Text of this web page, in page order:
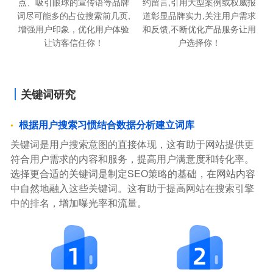
词尽可能多的占位搜索前几页,
增强用户印象，优化用户体验
让访客信任你！
道彰显品牌实力,关注用户需求
和反馈,不断优化产品服务让用
户选择你！
关键词研究
根据用户搜索习惯结合数据分析建立词库
关键词是用户搜索意图的直接体现，这有助于网站提供更
符合用户需求的内容和服务，提高用户满意度和转化率。
选择更合适的关键词是制定SEO策略的基础，在网站内容
中自然地融入这些关键词。这有助于提高网站在搜索引擎
中的排名，增加曝光率和流量。